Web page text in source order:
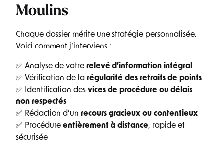
Moulins
Chaque dossier mérite une stratégie personnalisée.
Voici comment j’interviens :
✅ Analyse de votre relevé d’information intégral
✅ Vérification de la régularité des retraits de points
✅ Identification des vices de procédure ou délais
non respectés
✅ Rédaction d’un recours gracieux ou contentieux
✅ Procédure entièrement à distance, rapide et
sécurisée